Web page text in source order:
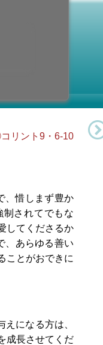
リント9・6-10
、惜しまず豊か
制されてでもな
してくださるか
、あらゆる善い
ことがおできに
になる方は、
成長させてくだ